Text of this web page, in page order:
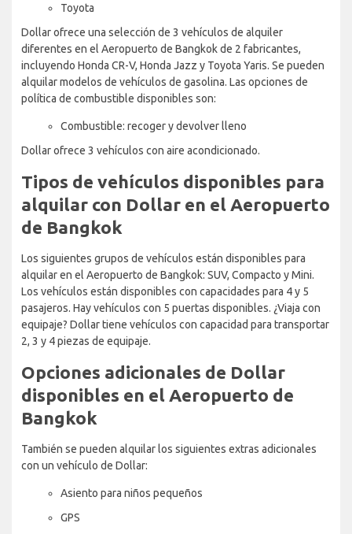
Toyota
Dollar ofrece una selección de 3 vehículos de alquiler
diferentes en el Aeropuerto de Bangkok de 2 fabricantes,
incluyendo Honda CR-V, Honda Jazz y Toyota Yaris. Se pueden
alquilar modelos de vehículos de gasolina. Las opciones de
política de combustible disponibles son:
Combustible: recoger y devolver lleno
Dollar ofrece 3 vehículos con aire acondicionado.
Tipos de vehículos disponibles para
alquilar con Dollar en el Aeropuerto
de Bangkok
Los siguientes grupos de vehículos están disponibles para
alquilar en el Aeropuerto de Bangkok: SUV, Compacto y Mini.
Los vehículos están disponibles con capacidades para 4 y 5
pasajeros. Hay vehículos con 5 puertas disponibles. ¿Viaja con
equipaje? Dollar tiene vehículos con capacidad para transportar
2, 3 y 4 piezas de equipaje.
Opciones adicionales de Dollar
disponibles en el Aeropuerto de
Bangkok
También se pueden alquilar los siguientes extras adicionales
con un vehículo de Dollar:
Asiento para niños pequeños
GPS